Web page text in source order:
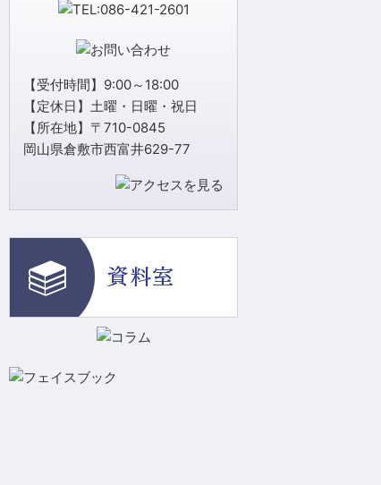
【受付時間】9:00～18:00
【定休日】土曜・日曜・祝日
【所在地】〒710-0845
岡山県倉敷市西富井629-77